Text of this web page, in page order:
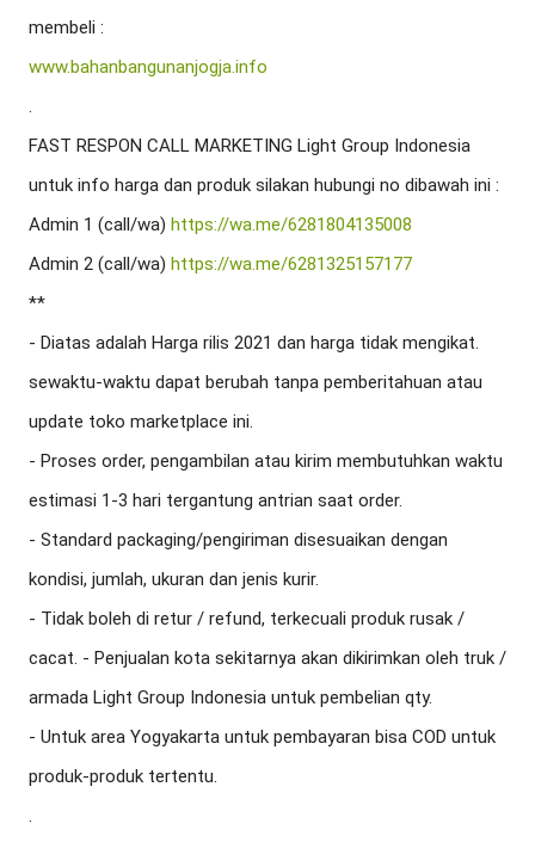
www.bahanbangunanjogja.info
.
FAST RESPON CALL MARKETING Light Group Indonesia
untuk info harga dan produk silakan hubungi no dibawah ini :
Admin 1 (call/wa) https://wa.me/6281804135008
Admin 2 (call/wa) https://wa.me/6281325157177
**
- Diatas adalah Harga rilis 2021 dan harga tidak mengikat.
sewaktu-waktu dapat berubah tanpa pemberitahuan atau
update toko marketplace ini.
- Proses order, pengambilan atau kirim membutuhkan waktu
estimasi 1-3 hari tergantung antrian saat order.
- Standard packaging/pengiriman disesuaikan dengan
kondisi, jumlah, ukuran dan jenis kurir.
- Tidak boleh di retur / refund, terkecuali produk rusak /
cacat. - Penjualan kota sekitarnya akan dikirimkan oleh truk /
armada Light Group Indonesia untuk pembelian qty.
- Untuk area Yogyakarta untuk pembayaran bisa COD untuk
produk-produk tertentu.
.